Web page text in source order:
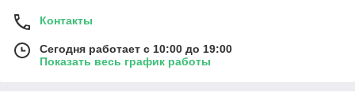
Контакты
Сегодня работает с 10:00 до 19:00
Показать весь график работы